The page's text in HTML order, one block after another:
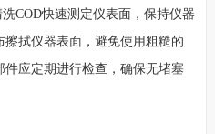
COD快速测定仪表面，保持仪器
拭仪器表面，避免使用粗糙的
应定期进行检查，确保无堵塞